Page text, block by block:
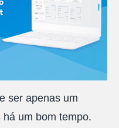
ser apenas um
um bom tempo.